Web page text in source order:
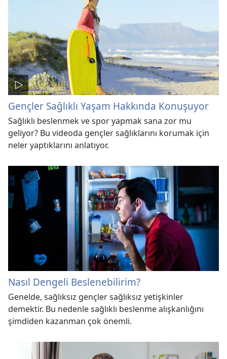
Gençler Sağlıklı Yaşam Hakkında Konuşuyor
Sağlıklı beslenmek ve spor yapmak sana zor mu
geliyor? Bu videoda gençler sağlıklarını korumak için
neler yaptıklarını anlatıyor.
Nasıl Dengeli Beslenebilirim?
Genelde, sağlıksız gençler sağlıksız yetişkinler
demektir. Bu nedenle sağlıklı beslenme alışkanlığını
şimdiden kazanman çok önemli.